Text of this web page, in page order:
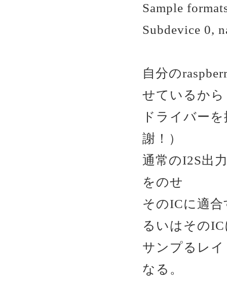
Sample
Subdevice 0,
自分の
せているから
ドライバー
謝！）
通常のI2S出
をのせ
そのICに適
るいはその
サンプるレ
なる。